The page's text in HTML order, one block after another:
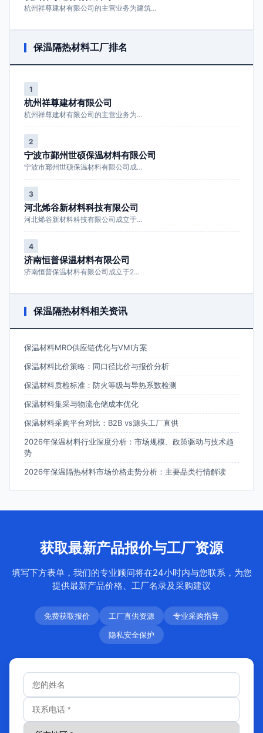
杭州祥尊建材有限公司的主营业务为建筑…
保温隔热材料工厂排名
1
杭州祥尊建材有限公司
杭州祥尊建材有限公司的主营业务为…
2
宁波市鄞州世硕保温材料有限公司
宁波市鄞州世硕保温材料有限公司成…
3
河北烯谷新材料科技有限公司
河北烯谷新材料科技有限公司成立于…
4
济南恒普保温材料有限公司
济南恒普保温材料有限公司成立于2…
保温隔热材料相关资讯
保温材料MRO供应链优化与VMI方案
保温材料比价策略：同口径比价与报价分析
保温材料质检标准：防火等级与导热系数检测
保温材料集采与物流仓储成本优化
保温材料采购平台对比：B2B vs源头工厂直供
2026年保温材料行业深度分析：市场规模、政策驱动与技术趋
势
2026年保温隔热材料市场价格走势分析：主要品类行情解读
获取最新产品报价与工厂资源
填写下方表单，我们的专业顾问将在24小时内与您联系，为您
提供最新产品价格、工厂名录及采购建议
免费获取报价 工厂直供资源
专业采购指导
隐私安全保护